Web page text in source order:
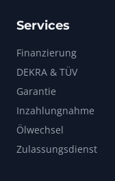
Services
Finanzierung
DEKRA & TÜV
Garantie
Inzahlungnahme
Ölwechsel
Zulassungsdienst